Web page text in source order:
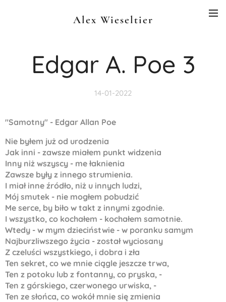
Alex Wieseltier
Edgar A. Poe 3
14-01-2022
"Samotny" - Edgar Allan Poe
Nie byłem już od urodzenia
Jak inni - zawsze miałem punkt widzenia
Inny niż wszyscy - me łaknienia
Zawsze były z innego strumienia.
I miał inne źródło, niż u innych ludzi,
Mój smutek - nie mogłem pobudzić
Me serce, by biło w takt z innymi zgodnie.
I wszystko, co kochałem - kochałem samotnie.
Wtedy - w mym dzieciństwie - w poranku samym
Najburzliwszego życia - został wyciosany
Z czeluści wszystkiego, i dobra i zła
Ten sekret, co we mnie ciągle jeszcze trwa,
Ten z potoku lub z fontanny, co pryska, -
Ten z górskiego, czerwonego urwiska, -
Ten ze słońca, co wokół mnie się zmienia